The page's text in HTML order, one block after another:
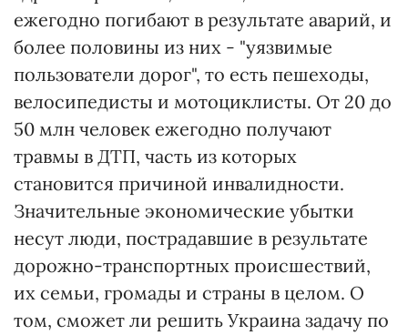
ежегодно погибают в результате аварий, и
более половины из них - "уязвимые
пользователи дорог", то есть пешеходы,
велосипедисты и мотоциклисты. От 20 до
50 млн человек ежегодно получают
травмы в ДТП, часть из которых
становится причиной инвалидности.
Значительные экономические убытки
несут люди, пострадавшие в результате
дорожно-транспортных происшествий,
их семьи, громады и страны в целом. О
том, сможет ли решить Украина задачу по